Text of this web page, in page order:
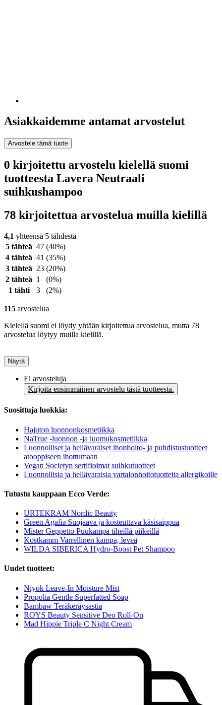
Asiakkaidemme antamat arvostelut
Arvostele tämä tuote
0 kirjoitettu arvostelu kielellä suomi
tuotteesta Lavera Neutraali
suihkushampoo
78 kirjoitettua arvostelua muilla kielillä
4,1 yhteensä 5 tähdestä
5 tähteä 47 (40%)
4 tähteä 41 (35%)
3 tähteä 23 (20%)
2 tähteä 1
(0%)
1 tähti
3 (2%)
115 arvostelua
Kielellä suomi ei löydy yhtään kirjoitettua arvostelua, mutta 78
arvostelua löytyy muilla kielillä.
Näytä
Ei arvosteluja
Kirjoita ensimmäinen arvostelu tästä tuotteesta.
Suosittuja luokkia:
Hajuton luonnonkosmetiikka
NaTrue -luonnon -ja luomukosmetiikka
Luonnolliset ja hellävaraiset ihonhoito- ja puhdistustuotteet
atooppiseen ihottumaan
Vegan Societyn sertifioimat suihkutuotteet
Luonnollisia ja hellävaraisia vartalonhoitotuotteita allergikoille
Tutustu kauppaan Ecco Verde:
URTEKRAM Nordic Beauty
Green Agafia Suojaava ja kosteuttava käsisaippua
Mister Geppetto Puukampa tiheillä piikeillä
Kostkamm Varrellinen kampa, leveä
WILDA SIBERICA Hydro-Boost Pet Shampoo
Uudet tuotteet:
Niyok Leave-In Moisture Mist
Propolia Gentle Superfatted Soap
Bambaw Teräkeräysastia
ROYS Beauty Sensitive Deo Roll-On
Mad Hippie Triple C Night Cream